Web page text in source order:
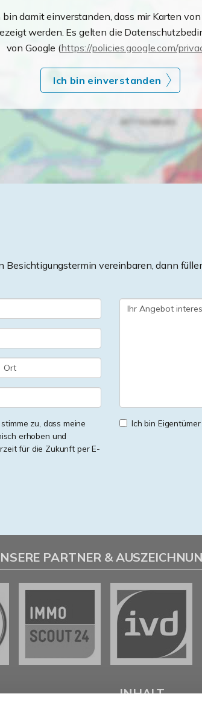
bin damit einverstanden, dass mir Karten von
werden. Es gelten die
von Google (https://policies.google.com/
Ich bin einverstanden
vereinbaren, dann
zu, dass meine
erhoben und
für die Zukunft per E-
Ich bin Eigentümer
PARTNER &
INHALT